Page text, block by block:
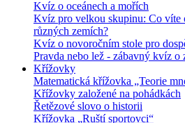
Kvíz o oceánech a mořích
Kvíz pro velkou skupinu: Co víte
různých zemích?
Kvíz o novoročním stole pro
Pravda nebo lež - zábavný kvíz o
Křížovky
Matematická křížovka „Teorie
Křížovky založené na pohádkách
Řetězové slovo o historii
Křížovka „Ruští sportovci“